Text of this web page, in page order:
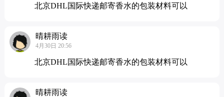
北京DHL国际快递邮寄香水的包装材料可以
晴耕雨读
4月30日 20:56
北京DHL国际快递邮寄香水的包装材料可以
晴耕雨读